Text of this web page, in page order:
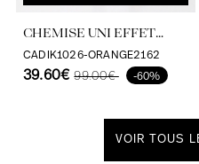
CHEMISE UNI EFFET
SATINE EN VISCOSE
ECOVERO
CADIK1026-ORANGE2162
39.60€ 99.00€ -60%
VOIR TOUS